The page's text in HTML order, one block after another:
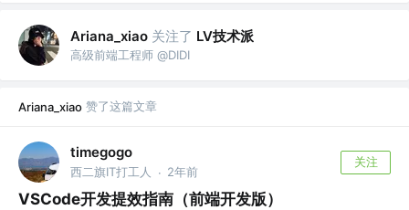
Ariana_xiao 关注了 LV技术派
高级前端工程师 @DIDI
Ariana_xiao 赞了这篇文章
timegogo
西二旗IT打工人 · 2年前
关注
VSCode开发提效指南（前端开发版）